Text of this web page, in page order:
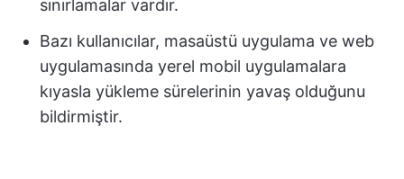
sınırlamalar vardır.
Bazı kullanıcılar, masaüstü uygulama ve web
uygulamasında yerel mobil uygulamalara
kıyasla yükleme sürelerinin yavaş olduğunu
bildirmiştir.